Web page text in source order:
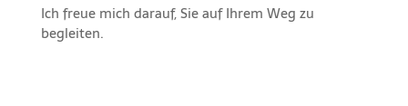
Ich freue mich darauf, Sie auf Ihrem Weg zu
begleiten.